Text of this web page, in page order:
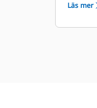
Läs mer